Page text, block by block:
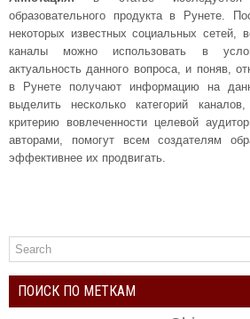
образовательного продукта в Рунете.
некоторых известных социальных сетей,
каналы можно использовать в
актуальность данного вопроса, и поняв,
в Рунете получают информацию на
выделить несколько категорий
критерию вовлеченности целевой
авторами, помогут всем создателям
эффективнее их продвигать.
ПОИСК ПО МЕТКАМ